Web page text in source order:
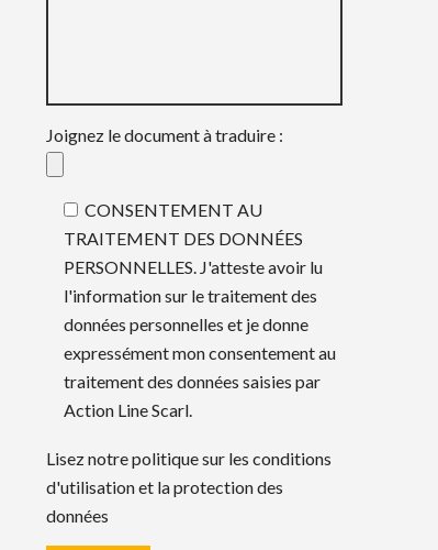
Joignez le document à traduire :
CONSENTEMENT AU
TRAITEMENT DES DONNÉES
PERSONNELLES. J'atteste avoir lu
l'information sur le traitement des
données personnelles et je donne
expressément mon consentement au
traitement des données saisies par
Action Line Scarl.
Lisez notre politique sur les conditions
d'utilisation et la protection des
données